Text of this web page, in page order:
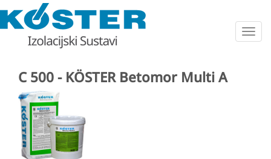
C 500 - KÖSTER Betomor Multi A